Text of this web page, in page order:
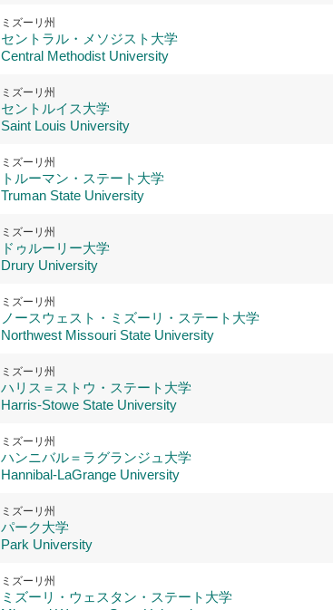
ミズーリ州
セントラル・メソジスト大学
Central Methodist University
ミズーリ州
セントルイス大学
Saint Louis University
ミズーリ州
トルーマン・ステート大学
Truman State University
ミズーリ州
ドゥルーリー大学
Drury University
ミズーリ州
ノースウェスト・ミズーリ・ステート大学
Northwest Missouri State University
ミズーリ州
ハリス＝ストウ・ステート大学
Harris-Stowe State University
ミズーリ州
ハンニバル＝ラグランジュ大学
Hannibal-LaGrange University
ミズーリ州
パーク大学
Park University
ミズーリ州
ミズーリ・ウェスタン・ステート大学